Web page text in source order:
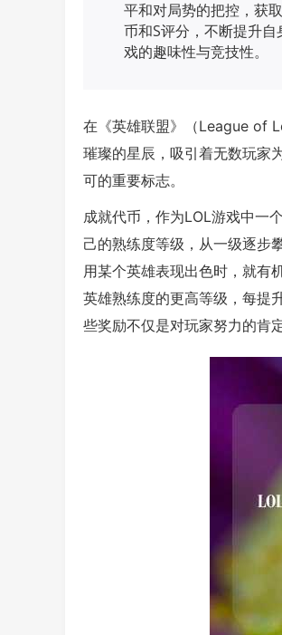
平和对局势的把控，获
币和S评分，不断提升
戏的趣味性与竞技性。
在《英雄联盟》（League of
璀璨的星辰，吸引着无数玩家
可的重要标志。
成就代币，作为LOL游戏中一
己的熟练度等级，从一级逐步
用某个英雄表现出色时，就有
英雄熟练度的更高等级，每提
些奖励不仅是对玩家努力的肯